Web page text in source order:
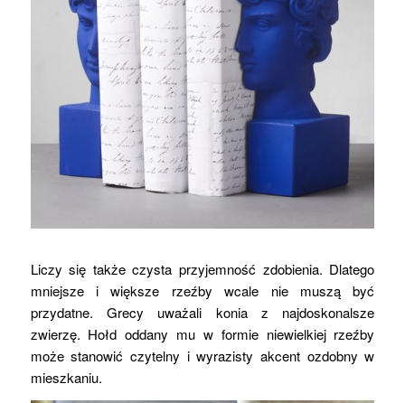
Liczy się także czysta przyjemność zdobienia. Dlatego
mniejsze i większe rzeźby wcale nie muszą być
przydatne. Grecy uważali konia z najdoskonalsze
zwierzę. Hołd oddany mu w formie niewielkiej rzeźby
może stanowić czytelny i wyrazisty akcent ozdobny w
mieszkaniu.